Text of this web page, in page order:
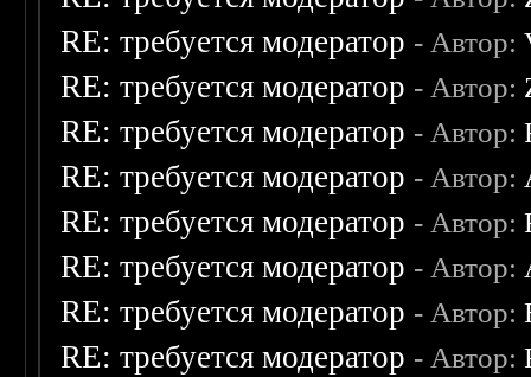
RE: требуется модератор - Автор:
RE: требуется модератор - Автор:
RE: требуется модератор - Автор:
RE: требуется модератор - Автор:
RE: требуется модератор - Автор:
RE: требуется модератор - Автор:
RE: требуется модератор - Автор:
RE: требуется модератор - Автор: